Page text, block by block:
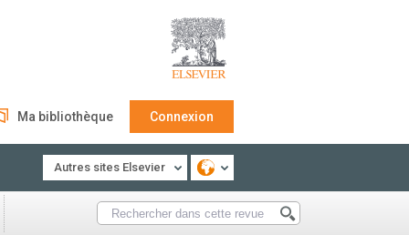
Ma bibliothèque Connexion
Autres sites Elsevier